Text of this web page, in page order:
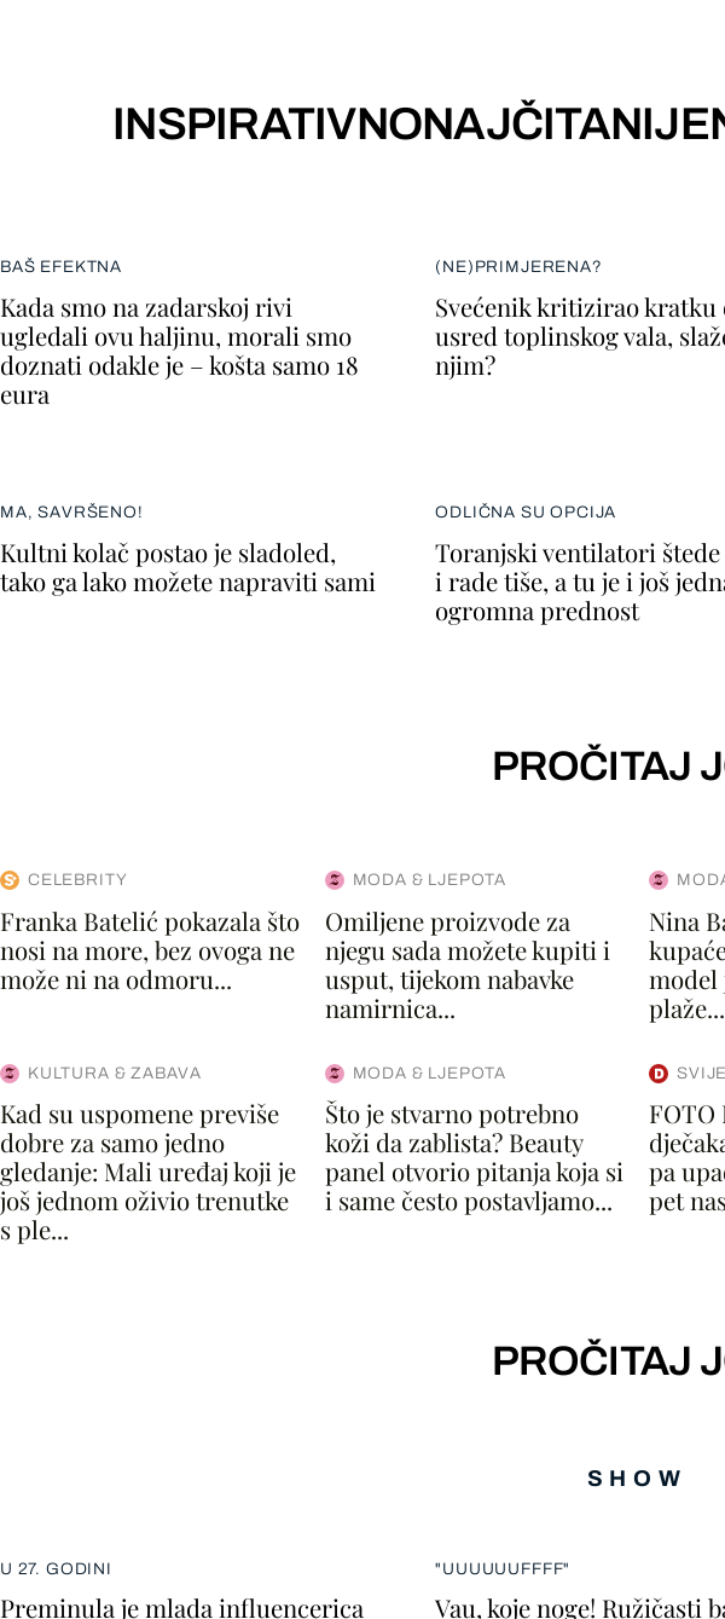
INSPIRATIVNONAJČITANIJE
BAŠ EFEKTNA
Kada smo na zadarskoj rivi
ugledali ovu haljinu, morali smo
doznati odakle je – košta samo 18
eura
(NE)PRIMJERENA?
Svećenik kritizirao kratku
usred toplinskog vala,
njim?
MA, SAVRŠENO!
Kultni kolač postao je sladoled,
tako ga lako možete napraviti sami
ODLIČNA SU OPCIJA
Toranjski ventilatori
i rade tiše, a tu je i još
ogromna prednost
PROČITAJ
CELEBRITY
Franka Batelić pokazala što
nosi na more, bez ovoga ne
može ni na odmoru...
MODA & LJEPOTA
Omiljene proizvode za
njegu sada možete kupiti i
usput, tijekom nabavke
namirnica...
Nina
model
plaže...
KULTURA & ZABAVA
Kad su uspomene previše
dobre za samo jedno
gledanje: Mali uređaj koji je
još jednom oživio trenutke
s ple...
MODA & LJEPOTA
Što je stvarno potrebno
koži da zablista? Beauty
panel otvorio pitanja koja si
i same često postavljamo...
pa
pet
PROČITAJ
SHOW
U 27. GODINI
Preminula je mlada influencerica
"UUUUUUFFFF"
Vau, koje noge! Ružičasti